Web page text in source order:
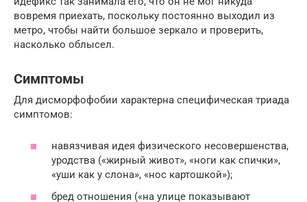
вовремя приехать, поскольку постоянно выходил из
метро, чтобы найти большое зеркало и проверить,
насколько облысел.
Симптомы
Для дисморфофобии характерна специфическая триада
симптомов:
навязчивая идея физического несовершенства,
уродства («жирный живот», «ноги как спички»,
«уши как у слона», «нос картошкой»);
бред отношения («на улице показывают